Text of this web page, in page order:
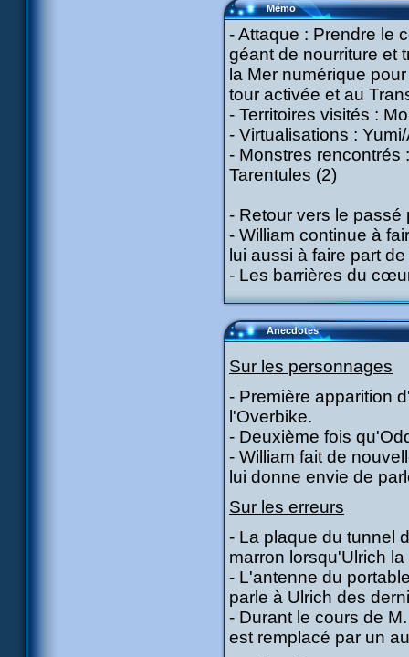
Mémo
- Attaque : Prendre le
géant de nourriture et
la Mer numérique
tour activée et au
- Territoires visités :
- Virtualisations :
- Monstres rencontrés
Tarentules (2)
- Retour vers le passé
- William continue à
lui aussi à faire part
- Les barrières du
Anecdotes
Sur les personnages
- Première apparition
l'Overbike.
- Deuxième fois
- William fait de
lui donne envie de
Sur les erreurs
- La plaque du tunnel
marron lorsqu'Ulrich la
- L'antenne du
parle à Ulrich des
- Durant le cours de
est remplacé par un